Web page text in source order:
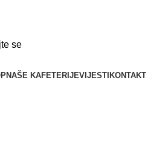
se
NAŠE KAFETERIJEVIJESTI KONTAKT